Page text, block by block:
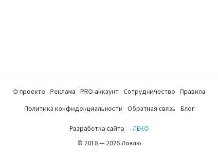
О проекте Реклама PRO-аккаунт Сотрудничество
Правила
Политика конфиденциальности
Обратная связь Блог
Разработка сайта —ЛЕКО
© 2016 — 2026 Ловлю